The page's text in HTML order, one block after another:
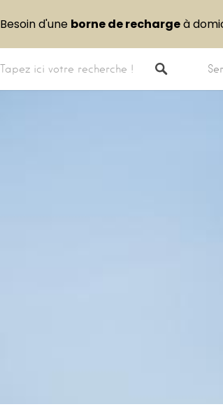
Besoin d'une borne de rechargeà